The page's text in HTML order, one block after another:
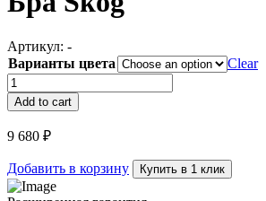
Артикул: -
Варианты цвета
Clear
Бра
Skog
quantity
Add to cart
9 680 ₽
Добавить в корзину Купить в 1 клик